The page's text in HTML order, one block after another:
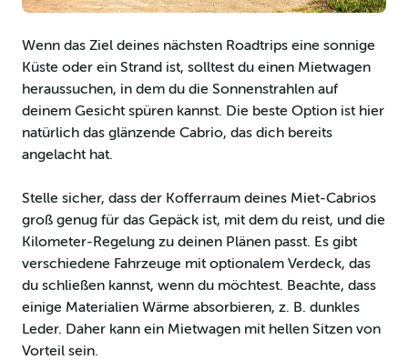
Wenn das Ziel deines nächsten Roadtrips eine sonnige
Küste oder ein Strand ist, solltest du einen Mietwagen
heraussuchen, in dem du die Sonnenstrahlen auf
deinem Gesicht spüren kannst. Die beste Option ist hier
natürlich das glänzende Cabrio, das dich bereits
angelacht hat.
Stelle sicher, dass der Kofferraum deines Miet-Cabrios
groß genug für das Gepäck ist, mit dem du reist, und die
Kilometer-Regelung zu deinen Plänen passt. Es gibt
verschiedene Fahrzeuge mit optionalem Verdeck, das
du schließen kannst, wenn du möchtest. Beachte, dass
einige Materialien Wärme absorbieren, z. B. dunkles
Leder. Daher kann ein Mietwagen mit hellen Sitzen von
Vorteil sein.